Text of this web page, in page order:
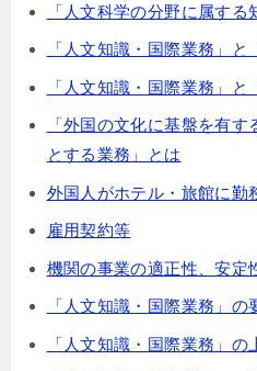
「人文科学の分野に属す
「人文知識・国際業務」
「人文知識・国際業務」
「外国の文化に基盤を有
とする業務」とは
外国人がホテル・旅館に勤
雇用契約等
機関の事業の適正性、安定
「人文知識・国際業務」
「人文知識・国際業務」の